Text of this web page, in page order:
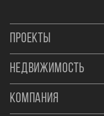
ПРОЕКТЫ
НЕДВИЖИМОСТЬ
КОМПАНИЯ